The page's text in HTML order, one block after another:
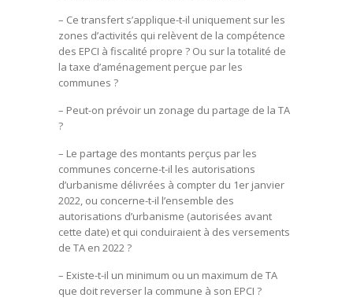
– Ce transfert s’applique-t-il uniquement sur les
zones d’activités qui relèvent de la compétence
des EPCI à fiscalité propre ? Ou sur la totalité de
la taxe d’aménagement perçue par les
communes ?
– Peut-on prévoir un zonage du partage de la TA
?
– Le partage des montants perçus par les
communes concerne-t-il les autorisations
d’urbanisme délivrées à compter du 1er janvier
2022, ou concerne-t-il l’ensemble des
autorisations d’urbanisme (autorisées avant
cette date) et qui conduiraient à des versements
de TA en 2022 ?
– Existe-t-il un minimum ou un maximum de TA
que doit reverser la commune à son EPCI ?